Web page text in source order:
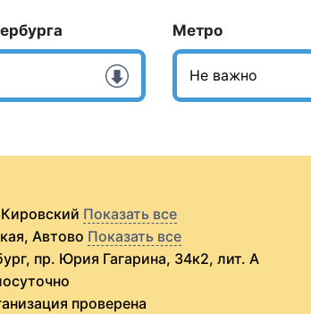
Метро
Показать все
Автово Показать все
пр. Юрия Гагарина, 34к2, лит. А
проверена